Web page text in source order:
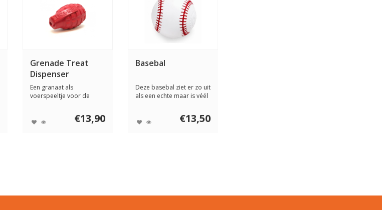
Grenade Treat
Dispenser
Een granaat als
voerspeeltje voor de
€13,90
Basebal
Deze basebal ziet er zo uit
als een echte maar is véél
€13,50